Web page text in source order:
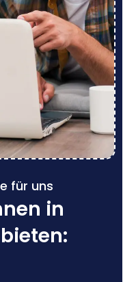
für uns
in